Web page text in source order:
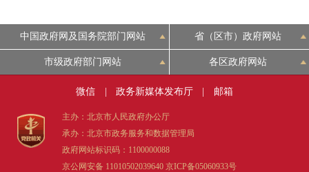
中国政府网及国务院部门网站 省（区市）政府网站
市级政府部门网站 各区政府网站
微信 政务新媒体发布厅 邮箱
主办：北京市人民政府办公厅
承办：北京市政务服务和数据管理局
政府网站标识码：1100000088
京公网安备 11010502039640 京ICP备05060933号